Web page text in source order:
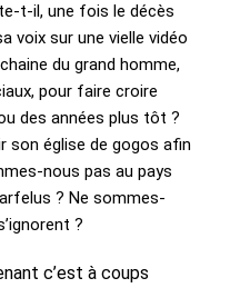
t-il, une fois le décès
voix sur une vielle vidéo
du grand homme,
pour faire croire
des années plus tôt ?
son église de gogos afin
nous pas au pays
? Ne sommes-
?
c’est à coups